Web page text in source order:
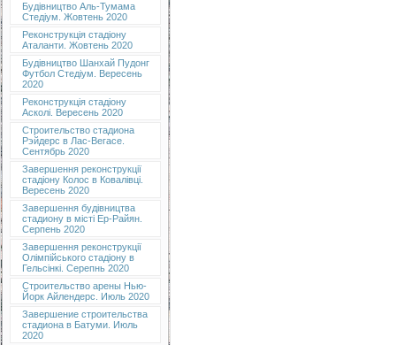
Будівництво Аль-Тумама
Стедіум. Жовтень 2020
Реконструкція стадіону
Аталанти. Жовтень 2020
Будівництво Шанхай Пудонг
Футбол Стедіум. Вересень
2020
Реконструкція стадіону
Асколі. Вересень 2020
Строительство стадиона
Рэйдерс в Лас-Вегасе.
Сентябрь 2020
Завершення реконструкції
стадіону Колос в Ковалівці.
Вересень 2020
Завершення будівництва
стадиону в місті Ер-Райян.
Серпень 2020
Завершення реконструкції
Олімпійського стадіону в
Гельсінкі. Серепнь 2020
Строительство арены Нью-
Йорк Айлендерс. Июль 2020
Завершение строительства
стадиона в Батуми. Июль
2020